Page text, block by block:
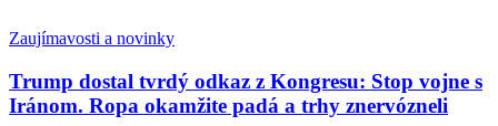
Zaujímavosti a novinky
Trump dostal tvrdý odkaz z Kongresu: Stop vojne s
Iránom. Ropa okamžite padá a trhy znervózneli